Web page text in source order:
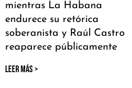
mientras La Habana
endurece su retórica
soberanista y Raúl Castro
reaparece públicamente
LEER MÁS >